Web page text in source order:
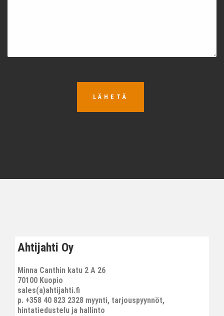
LÄHETÄ
Ahtijahti Oy
Minna Canthin katu 2 A 26
70100 Kuopio
sales(a)ahtijahti.fi
p. +358 40 823 2328 myynti, tarjouspyynnöt,
hintatiedustelu ja hallinto